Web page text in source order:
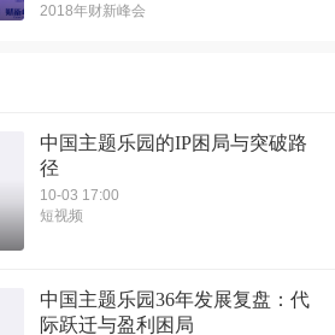
2018年财新峰会
中国主题乐园的IP困局与突破路
径
10-03 17:00
短视频
中国主题乐园36年发展复盘：代
际跃迁与盈利困局